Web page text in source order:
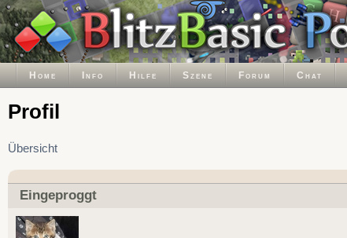
Home Info Hilfe Szene Forum Chat
Profil
Übersicht
Eingeproggt